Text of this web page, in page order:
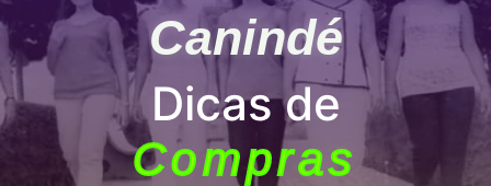
Canindé
Dicas de
Compras